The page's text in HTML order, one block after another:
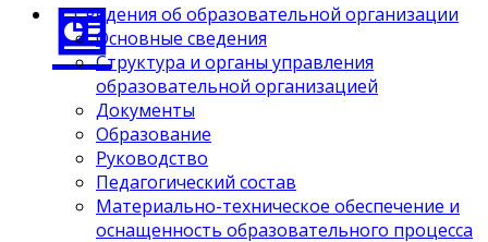
Сведения об образовательной организации
Основные сведения
Структура и органы управления
образовательной организацией
Документы
Образование
Руководство
Педагогический состав
Материально-техническое обеспечение и
оснащенность образовательного процесса